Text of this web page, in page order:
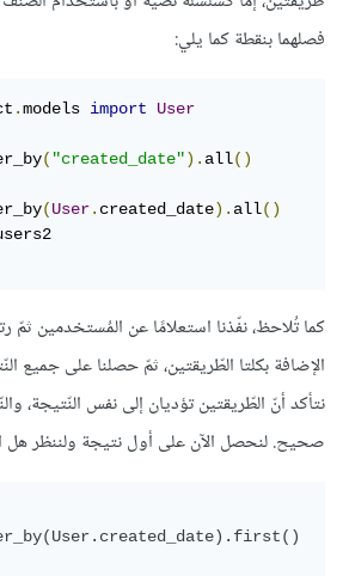
فصلهما بنقطة كما يلي:
.models import
User
( "created_date"). all()
(User. created_date). all()
كما تُلاحظ، نفّذنا استعلامًا عن المُستخدمين ثمّ
الإضافة بكلتا الطّريقتين، ثمّ حصلنا على جميع
نتأكد أنّ الطّريقتين تؤديان إلى نفس النّتيجة،
صحيح. لنحصل الآن على أول نتيجة ولننظر هل